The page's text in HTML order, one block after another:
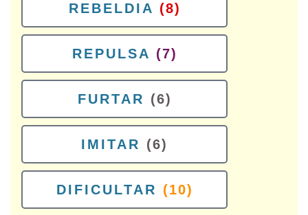
REBELDIA (8)
REPULSA (7)
FURTAR (6)
IMITAR (6)
DIFICULTAR (10)